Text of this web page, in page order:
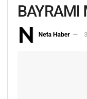
BAYRAMI
Neta Haber